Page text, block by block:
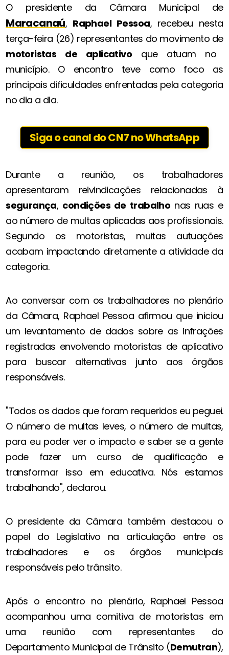
O presidente da Câmara Municipal de
Maracanaú, Raphael Pessoa, recebeu nesta
terça-feira (26) representantes do movimento de
motoristas de aplicativo que atuam no
município. O encontro teve como foco as
principais dificuldades enfrentadas pela categoria
no dia a dia.
Siga o canal do CN7 no WhatsApp
Durante a reunião, os trabalhadores
apresentaram reivindicações relacionadas à
segurança, condições de trabalho nas ruas e
ao número de multas aplicadas aos profissionais.
Segundo os motoristas, muitas autuações
acabam impactando diretamente a atividade da
categoria.
Ao conversar com os trabalhadores no plenário
da Câmara, Raphael Pessoa afirmou que iniciou
um levantamento de dados sobre as infrações
registradas envolvendo motoristas de aplicativo
para buscar alternativas junto aos órgãos
responsáveis.
"Todos os dados que foram requeridos eu peguei.
O número de multas leves, o número de multas,
para eu poder ver o impacto e saber se a gente
pode fazer um curso de qualificação e
transformar isso em educativa. Nós estamos
trabalhando", declarou.
O presidente da Câmara também destacou o
papel do Legislativo na articulação entre os
trabalhadores e os órgãos municipais
responsáveis pelo trânsito.
Após o encontro no plenário, Raphael Pessoa
acompanhou uma comitiva de motoristas em
uma reunião com representantes do
Departamento Municipal de Trânsito (Demutran),